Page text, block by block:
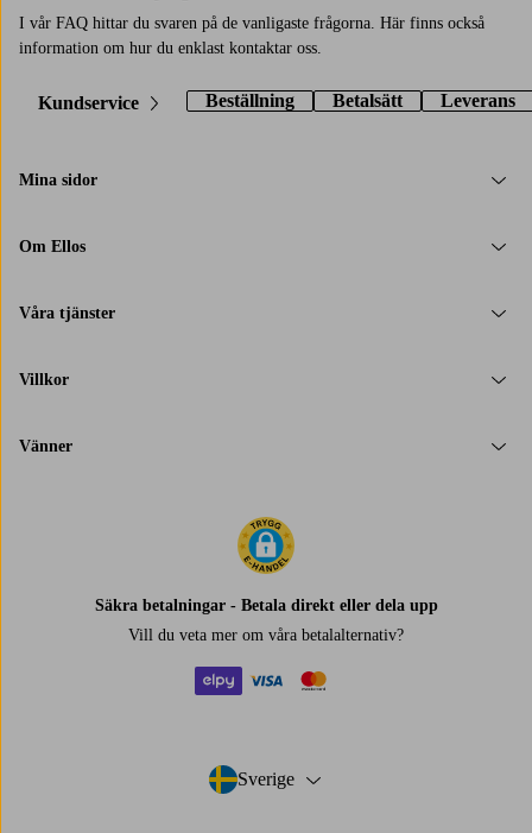
I vår FAQ hittar du svaren på de vanligaste frågorna. Här finns också
information om hur du enklast kontaktar oss.
Kundservice Beställning Betalsätt Leverans
Mina sidor
Om Ellos
Våra tjänster
Villkor
Vänner
Säkra betalningar - Betala direkt eller dela upp
Vill du veta mer om våra betalalternativ?
Sverige
- Välj land